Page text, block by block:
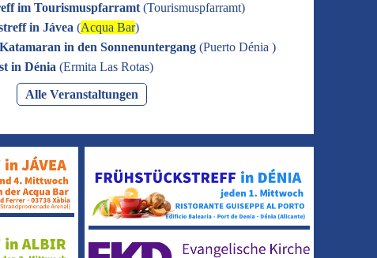
im Tourismuspfarramt (Tourismuspfarramt)
in Jávea (Acqua Bar)
in den Sonnenuntergang (Puerto Dénia )
in Dénia (Ermita Las Rotas)
Alle Veranstaltungen